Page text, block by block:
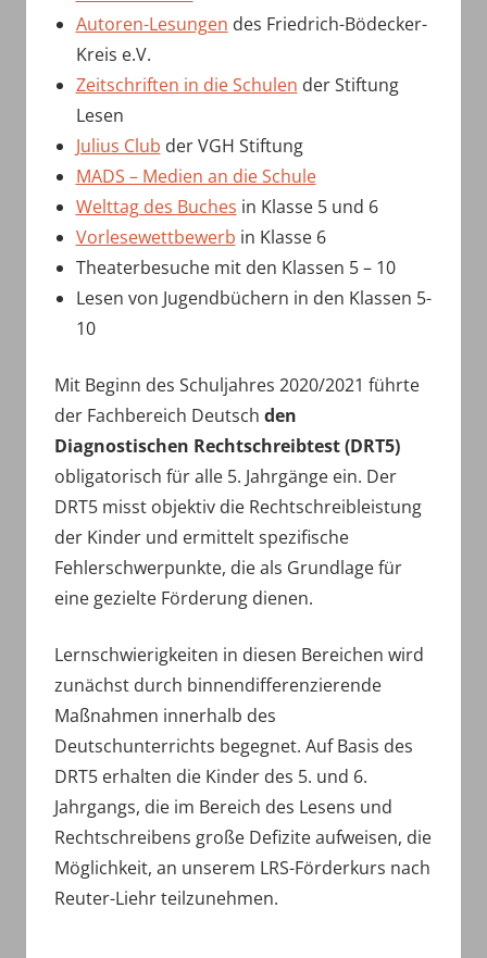
Autoren-Lesungen des Friedrich-Bödecker-
Kreis e.V.
Zeitschriften in die Schulen der Stiftung
Lesen
Julius Club der VGH Stiftung
MADS – Medien an die Schule
Welttag des Buches in Klasse 5 und 6
Vorlesewettbewerb in Klasse 6
Theaterbesuche mit den Klassen 5 – 10
Lesen von Jugendbüchern in den Klassen 5-
10
Mit Beginn des Schuljahres 2020/2021 führte
der Fachbereich Deutsch den
Diagnostischen Rechtschreibtest (DRT5)
obligatorisch für alle 5. Jahrgänge ein. Der
DRT5 misst objektiv die Rechtschreibleistung
der Kinder und ermittelt spezifische
Fehlerschwerpunkte, die als Grundlage für
eine gezielte Förderung dienen.
Lernschwierigkeiten in diesen Bereichen wird
zunächst durch binnendifferenzierende
Maßnahmen innerhalb des
Deutschunterrichts begegnet. Auf Basis des
DRT5 erhalten die Kinder des 5. und 6.
Jahrgangs, die im Bereich des Lesens und
Rechtschreibens große Defizite aufweisen, die
Möglichkeit, an unserem LRS-Förderkurs nach
Reuter-Liehr teilzunehmen.